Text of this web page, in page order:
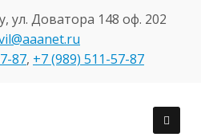
ул. Доватора 148 оф. 202
87, +7 (989) 511-57-87